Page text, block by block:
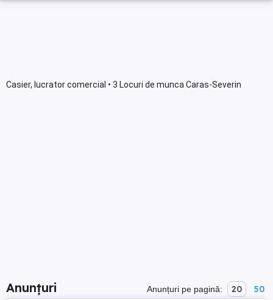
Casier, lucrator comercial • 3 Locuri de munca Caras-Severin
Anunțuri Anunțuri pe pagină: 20 50